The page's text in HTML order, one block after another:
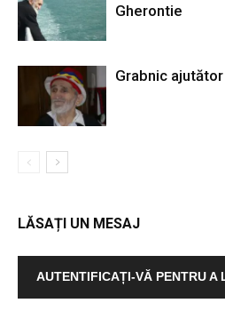
Gherontie
Grabnic
LĂSAȚI UN MESAJ
AUTENTIFICAȚI-VĂ PENTRU A